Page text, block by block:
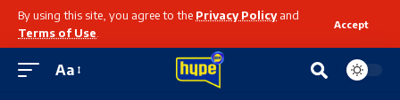
By using this site, you agree to the Privacy Policyand
Terms of Use
Accept
Aa